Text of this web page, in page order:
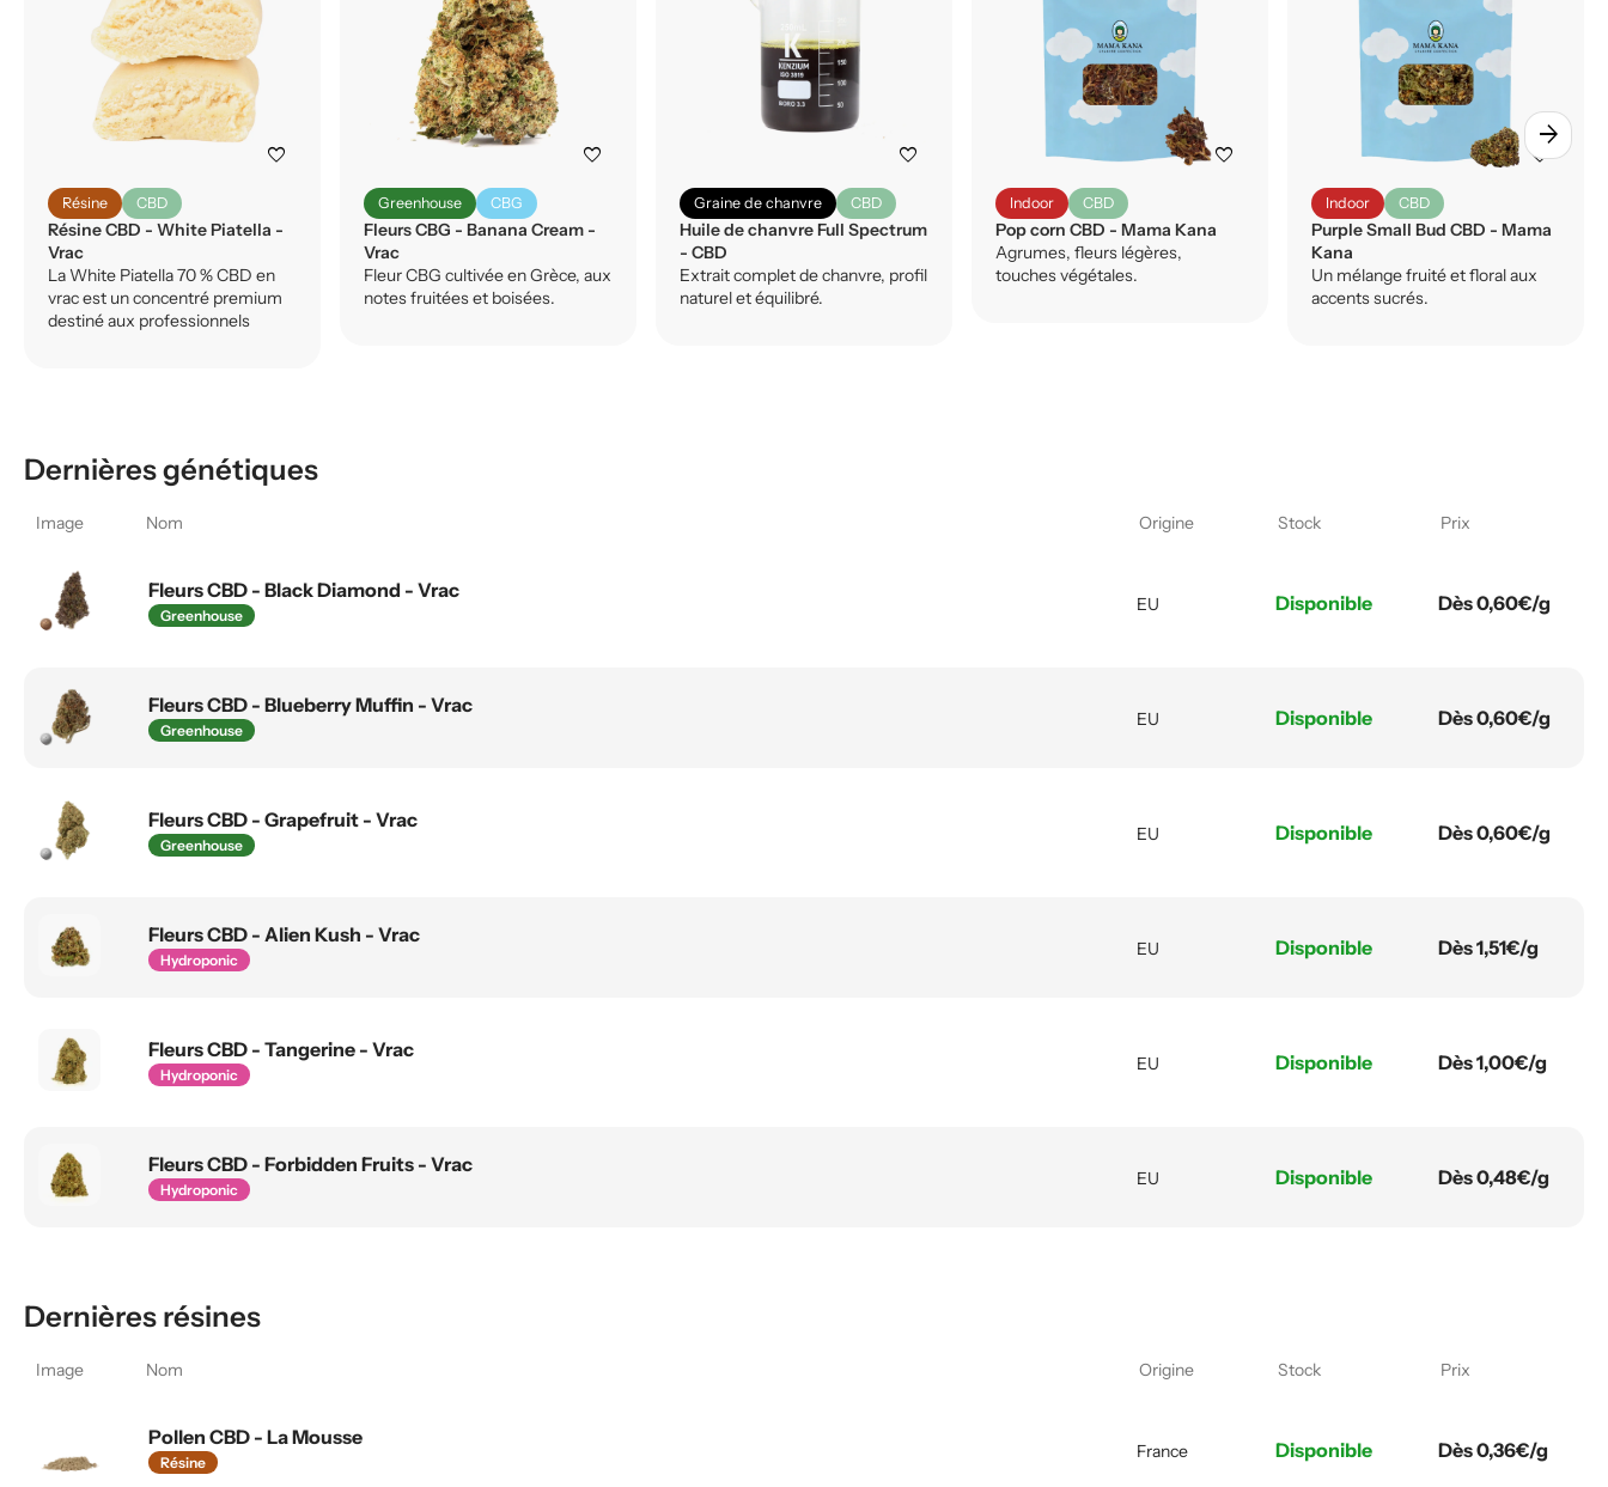
arrow_forward
favorite
Résine CBD
Résine CBD - White Piatella -
Vrac
La White Piatella 70 % CBD en
vrac est un concentré premium
destiné aux professionnels
favorite
Greenhouse CBG
Fleurs CBG - Banana Cream -
Vrac
Fleur CBG cultivée en Grèce, aux
notes fruitées et boisées.
favorite
Graine de chanvre CBD
Huile de chanvre Full Spectrum
- CBD
Extrait complet de chanvre, profil
naturel et équilibré.
favorite
Indoor CBD
Pop corn CBD - Mama Kana
Agrumes, fleurs légères,
touches végétales.
favorite
Indoor CBD
Purple Small Bud CBD - Mama
Kana
Un mélange fruité et floral aux
accents sucrés.
Dernières génétiques
Image Nom Origine Stock Prix
Fleurs CBD - Black Diamond - Vrac
Greenhouse
EU Disponible Dès 0,60€/g
Fleurs CBD - Blueberry Muffin - Vrac
Greenhouse
EU Disponible Dès 0,60€/g
Fleurs CBD - Grapefruit - Vrac
Greenhouse
EU Disponible Dès 0,60€/g
Fleurs CBD - Alien Kush - Vrac
Hydroponic
EU Disponible Dès 1,51€/g
Fleurs CBD - Tangerine - Vrac
Hydroponic
EU Disponible Dès 1,00€/g
Fleurs CBD - Forbidden Fruits - Vrac
Hydroponic
EU Disponible Dès 0,48€/g
Dernières résines
Image Nom Origine Stock Prix
Pollen CBD - La Mousse
Résine
France Disponible Dès 0,36€/g